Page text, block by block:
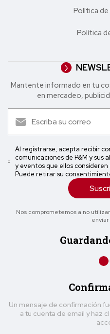
Política de
Política
Mantente informado en tu
en mercadeo,
Al registrarse, acepta recibir
comunicaciones de P&M y sus
y eventos que ellos
Puede retirar su
Nos comprometemos a no
enviar
Un mensaje de confirmación
a tu cuenta de email y haz